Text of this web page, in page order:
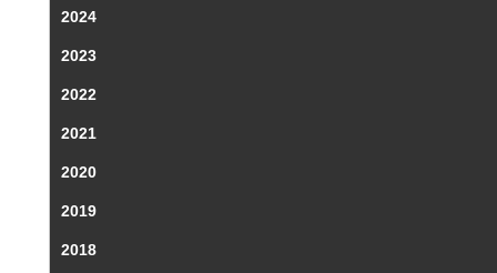
2024
2023
2022
2021
2020
2019
2018